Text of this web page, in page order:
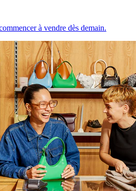
à vendre dès demain.